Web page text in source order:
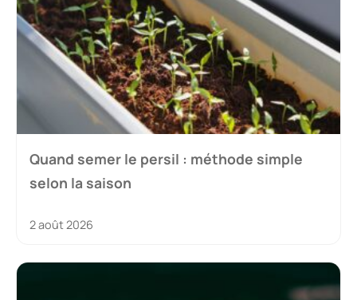
Quand semer le persil : méthode simple
selon la saison
2 août 2026